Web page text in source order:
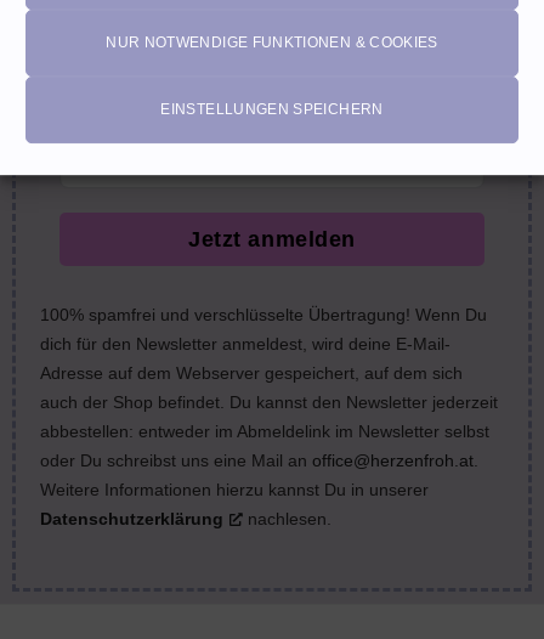
NUR NOTWENDIGE FUNKTIONEN & COOKIES
EINSTELLUNGEN SPEICHERN
Jetzt anmelden
100% spamfrei und verschlüsselte Übertragung! Wenn Du
dich für den Newsletter anmeldest, wird deine E-Mail-
Adresse auf dem Webserver gespeichert, auf dem sich
auch der Shop befindet. Du kannst den Newsletter jederzeit
abbestellen: entweder im Abmeldelink im Newsletter selbst
oder Du schreibst uns eine Mail an office@herzenfroh.at
Weitere Informationen hierzu kannst Du in unserer
Datenschutzerklärung
nachlesen.